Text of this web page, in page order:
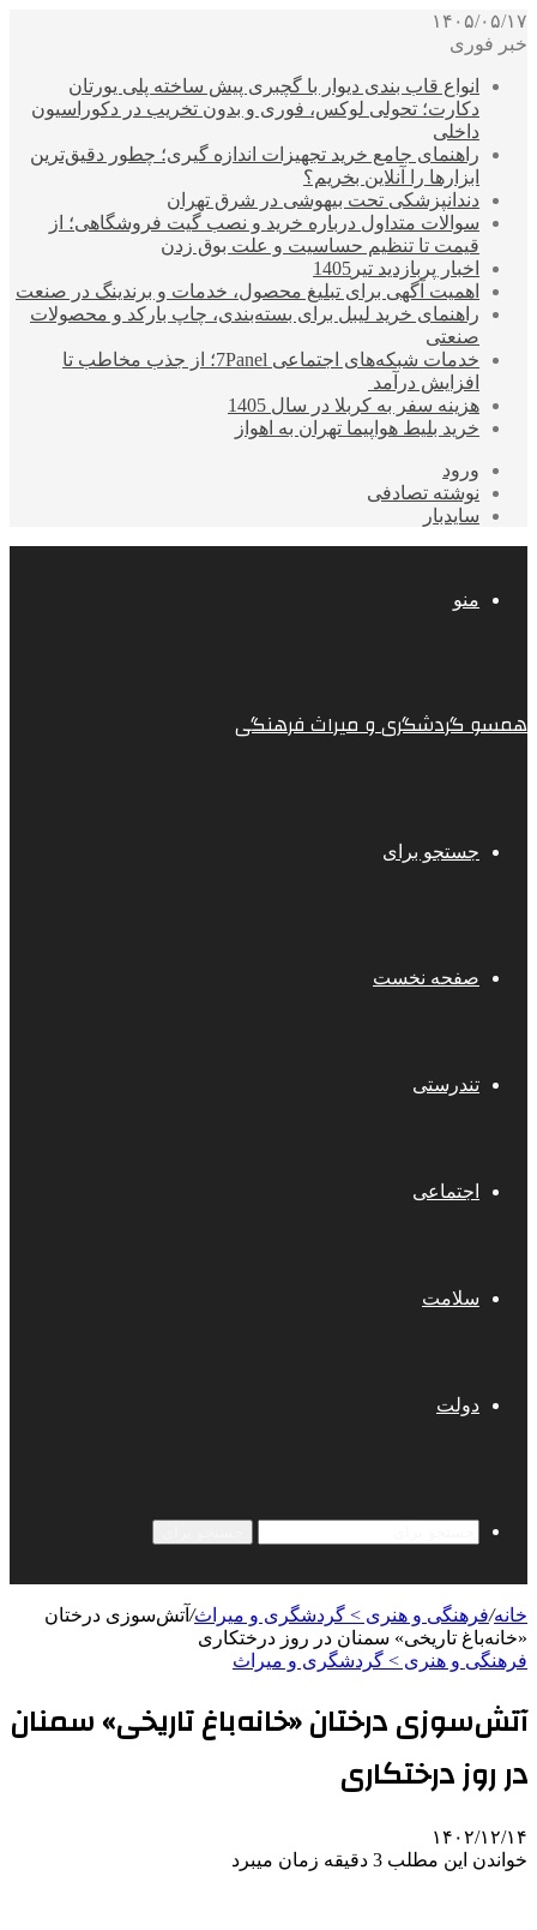
۱۴۰۵/۰۵/۱۷
خبر فوری
انواع قاب بندی دیوار با گچبری پیش ساخته پلی یورتان
دکارت؛ تحولی لوکس، فوری و بدون تخریب در دکوراسیون
داخلی
راهنمای جامع خرید تجهیزات اندازه گیری؛ چطور دقیق‌ترین
ابزارها را آنلاین بخریم؟
دندانپزشکی تحت بیهوشی در شرق تهران
سوالات متداول درباره خرید و نصب گیت فروشگاهی؛ از
قیمت تا تنظیم حساسیت و علت بوق زدن
اخبار پربازدید تیر1405
اهمیت آگهی برای تبلیغ محصول، خدمات و برندینگ در صنعت
راهنمای خرید لیبل برای بسته‌بندی، چاپ بارکد و محصولات
صنعتی
خدمات شبکه‌های اجتماعی 7Panel؛ از جذب مخاطب تا
افزایش درآمد
هزینه سفر به کربلا در سال 1405
خرید بلیط هواپیما تهران به اهواز
ورود
نوشته تصادفی
سایدبار
منو
همسو گردشگری و میراث فرهنگی
جستجو برای
صفحه نخست
تندرستی
اجتماعی
سلامت
دولت
خانه/فرهنگی و هنری > گردشگری و میراث/ آتش‌سوزی درختان
«خانه‌باغ تاریخی» سمنان در روز درختکاری
فرهنگی و هنری > گردشگری و میراث
آتش‌سوزی درختان «خانه‌باغ تاریخی» سمنان
در روز درختکاری
۱۴۰۲/۱۲/۱۴
خواندن این مطلب 3 دقیقه زمان میبرد